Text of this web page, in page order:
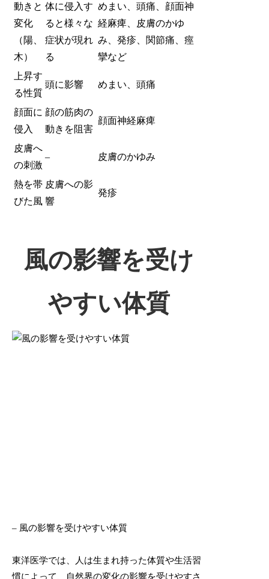
動きと
変化
（陽、
木）
体に侵入す
ると様々な
症状が現れ
る
めまい、頭痛、顔面神
経麻痺、皮膚のかゆ
み、発疹、関節痛、痙
攣など
上昇す
る性質
頭に影響 めまい、頭痛
顔面に
侵入
顔の筋肉の
動きを阻害
顔面神経麻痺
皮膚へ
の刺激
– 皮膚のかゆみ
熱を帯
びた風
皮膚への影
響
発疹
風の影響を受け
やすい体質
– 風の影響を受けやすい体質
東洋医学では、人は生まれ持った体質や生活習
慣によって、自然界の変化の影響を受けやすさ